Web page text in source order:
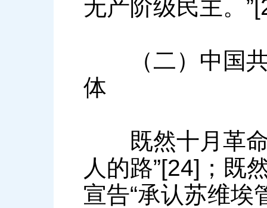
无产阶级民主。
（二）中国共
体
既然十月革命
人的路”[24]；既
宣告“承认苏维埃